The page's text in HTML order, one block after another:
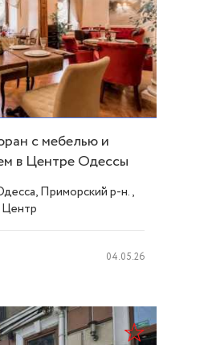
с мебелью и
в Центре Одессы
Приморский р-н.,
Центр
04.05.26